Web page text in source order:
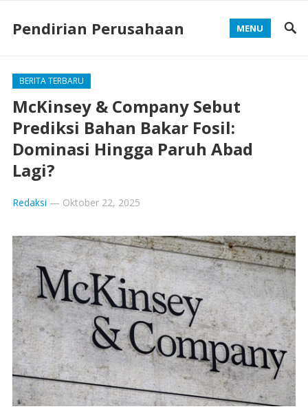
Pendirian Perusahaan MENU
BERITA TERBARU
McKinsey & Company Sebut
Prediksi Bahan Bakar Fosil:
Dominasi Hingga Paruh Abad
Lagi?
Redaksi — Oktober 22, 2025